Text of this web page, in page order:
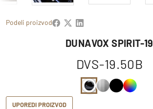
Podeli proizvod
DUNAVOX SPIRIT-19
DVS-19.50B
UPOREDI PROIZVOD